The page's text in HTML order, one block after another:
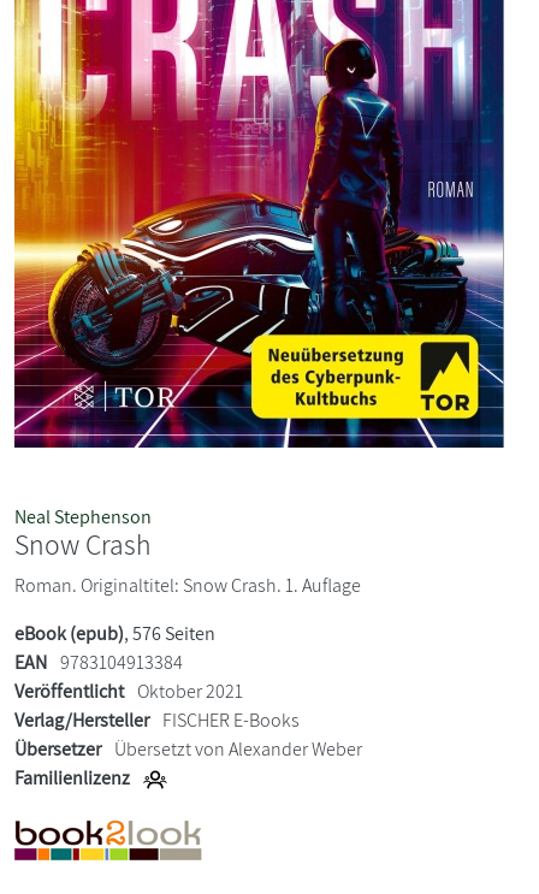
Neal Stephenson
Snow Crash
Roman. Originaltitel: Snow Crash. 1. Auflage
eBook (epub), 576 Seiten
EAN 9783104913384
Veröffentlicht Oktober 2021
Verlag/Hersteller FISCHER E-Books
Übersetzer Übersetzt von Alexander Weber
Familienlizenz